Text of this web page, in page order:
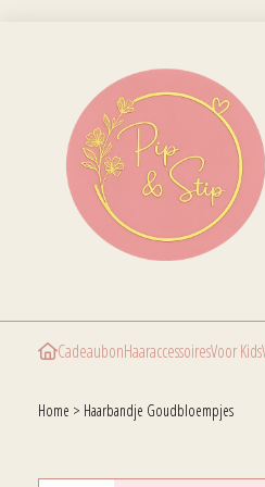
CadeaubonHaaraccessoiresVoor Kids
Home > Haarbandje Goudbloempjes